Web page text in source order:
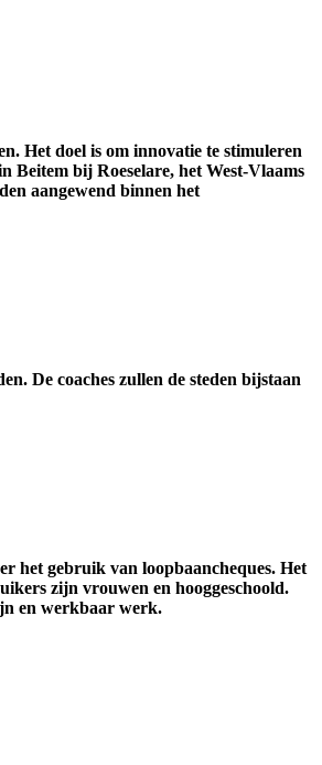
Het doel is om innovatie te stimuleren
Beitem bij Roeselare, het West-Vlaams
aangewend binnen het
De coaches zullen de steden bijstaan
het gebruik van loopbaancheques. Het
zijn vrouwen en hooggeschoold.
en werkbaar werk.